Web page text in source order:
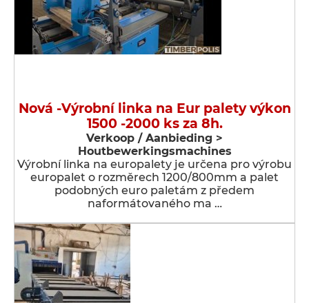
Nová -Výrobní linka na Eur palety výkon
1500 -2000 ks za 8h.
Verkoop / Aanbieding >
Houtbewerkingsmachines
Výrobní linka na europalety je určena pro výrobu
europalet o rozměrech 1200/800mm a palet
podobných euro paletám z předem
naformátovaného ma …